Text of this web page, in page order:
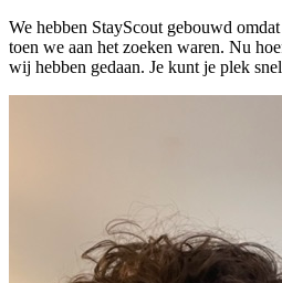
We hebben StayScout gebouwd
toen we aan het zoeken waren. Nu
wij hebben gedaan. Je kunt je plek